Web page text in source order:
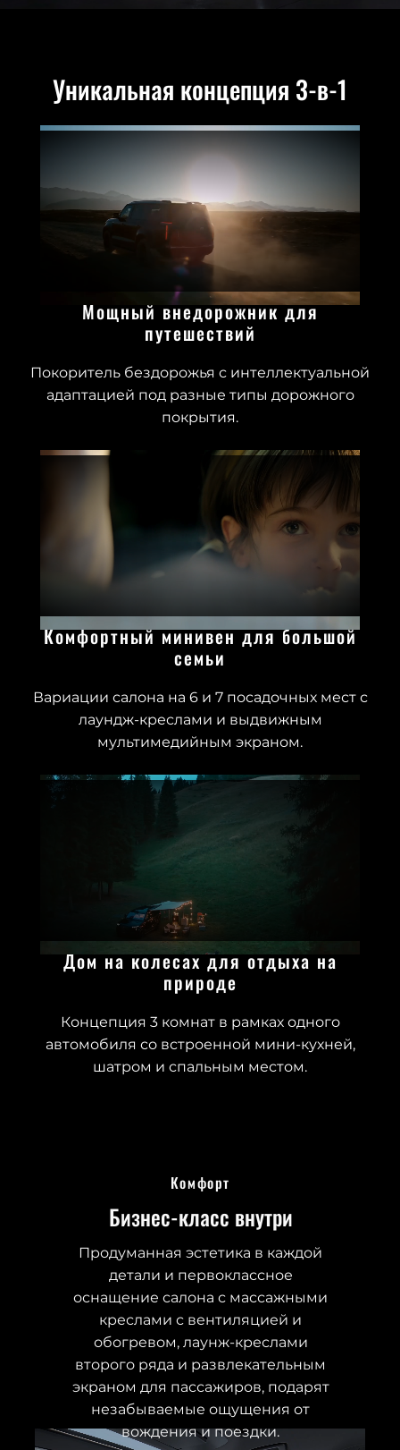
Уникальная концепция 3-в-1
Мощный внедорожник для
путешествий
Покоритель бездорожья с интеллектуальной
адаптацией под разные типы дорожного
покрытия.
Комфортный минивен для большой
семьи
Вариации салона на 6 и 7 посадочных мест с
лаундж-креслами и выдвижным
мультимедийным экраном.
Дом на колесах для отдыха на
природе
Концепция 3 комнат в рамках одного
автомобиля со встроенной мини-кухней,
шатром и спальным местом.
Комфорт
Бизнес-класс внутри
Продуманная эстетика в каждой
детали и первоклассное
оснащение салона с массажными
креслами с вентиляцией и
обогревом, лаунж-креслами
второго ряда и развлекательным
экраном для пассажиров, подарят
незабываемые ощущения от
вождения и поездки.